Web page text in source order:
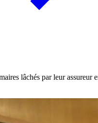
lâchés par leur assureur